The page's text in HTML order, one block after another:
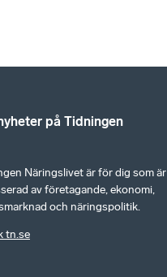
på Tidningen
Näringslivet är för dig som är
av företagande, ekonomi,
och näringspolitik.
tn.se